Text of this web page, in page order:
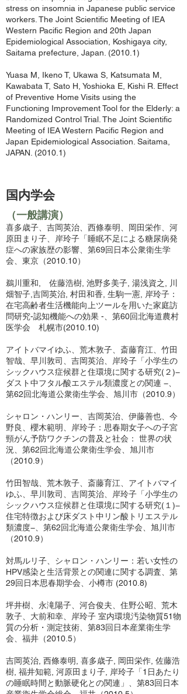
stress on insomnia in Japanese public service
workers. The Joint Scientific Meeting of IEA
Western Pacific Region and 20th Japan
Epidemiological Association, Koshigaya city,
Saitama prefecture, Japan. (2010.1)
Yuasa M, Ikeno T, Ukawa S, Katsumata M,
Kawabata T, Sato H, Yoshioka E, Kishi R. Effect
of Preventive Home Visits using the
Functioning Improvement Tool for the Elderly: a
Randomized Control Trial. The Joint Scientific
Meeting of IEA Western Pacific Region and
Japan Epidemiological Association. Saitama,
JAPAN. (2010.1)
国内学会
（一般講演）
喜多歳子、吉岡英治、西條泰明、岡田栄作、河
原田まり子、岸玲子「睡眠不足による糖尿病発
症への家族歴の影響、第69回日本公衆衛生学
会、東京（2010.10）
鵜川重和, 佐藤浩樹, 池野多美子, 湯浅資之, 川
畑智子,吉岡英治, 村田和香, 生駒一憲, 岸玲子：
在宅高齢者生活機能向上ツールを用いた家庭訪
問研究-認知機能への効果 -、第60回北海道農村
医学会 札幌市(2010.10)
アイトバマイゆふ、荒木敦子、斎藤育江、竹田
智哉、早川敦司、吉岡英治、岸玲子「小学生の
シックハウス症候群と住環境に関する研究(２)−
ダスト中フタル酸エステル類濃度との関連 −、
第62回北海道公衆衛生学会、旭川市（2010.9）
シャロン・ハンリー、吉岡英治、伊藤善也、今
野良、櫻木範明、岸玲子：思春期女子への子宮
頸がん予防ワクチンの普及と社会： 世界の状
況、第62回北海道公衆衛生学会、旭川市
（2010.9）
竹田智哉、荒木敦子、斎藤育江、アイトバマイ
ゆふ、早川敦司、吉岡英治、岸玲子「小学生の
シックハウス症候群と住環境に関する研究(１)−
住宅特徴および床ダスト中リン酸トリエステル
類濃度−、第62回北海道公衆衛生学会、旭川市
（2010.9）
対馬ルリ子、シャロン・ハンリー：若い女性の
HPV感染と生活背景との関連に関する調査、第
29回日本思春期学会、小樽市 (2010.8)
坪井樹、永滝陽子、河合俊夫、住野公昭、荒木
敦子、大前和幸、岸玲子 室内環境汚染物質51物
質の分析・測定技術、第83回日本産業衛生学
会、福井（2010.5）
吉岡英治, 西條泰明, 喜多歳子, 岡田栄作, 佐藤浩
樹, 福井知範, 河原田まり子, 岸玲子「1日あたり
の睡眠時間と動脈硬化との関連」、第83回日本